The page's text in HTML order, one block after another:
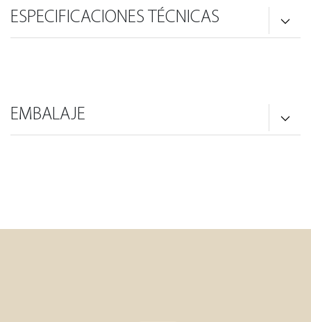
ESPECIFICACIONES TÉCNICAS
EMBALAJE